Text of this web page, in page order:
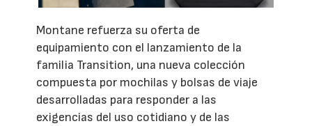
Montane refuerza su oferta de
equipamiento con el lanzamiento de la
familia Transition, una nueva colección
compuesta por mochilas y bolsas de viaje
desarrolladas para responder a las
exigencias del uso cotidiano y de las